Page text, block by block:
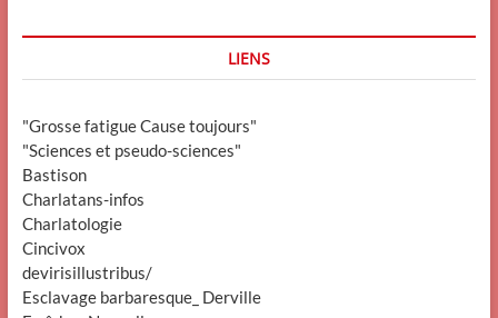
LIENS
"Grosse fatigue Cause toujours"
"Sciences et pseudo-sciences"
Bastison
Charlatans-infos
Charlatologie
Cincivox
devirisillustribus/
Esclavage barbaresque_ Derville